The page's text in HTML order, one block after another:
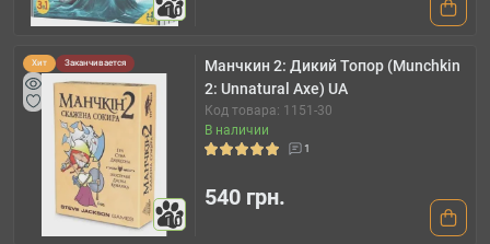
10
Хит Заканчивается
10
Манчкин 2: Дикий Топор (Munchkin
2: Unnatural Axe) UA
Код товара: 1151-30
В наличии
1
540 грн.